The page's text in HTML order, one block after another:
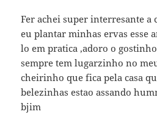
Fer achei super interresante a
eu plantar minhas ervas esse
lo em pratica ,adoro o
sempre tem lugarzinho no
cheirinho que fica pela casa
belezinhas estao assando
bjim